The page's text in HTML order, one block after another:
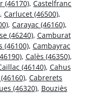
(46170), Castelfranc
, Carlucet (46500),
, Carayac (46160),
(46240), Camburat
(46100), Cambayrac
, Calès (46350),
(46140), Cahus
, Cabrerets
(46320), Bouziès